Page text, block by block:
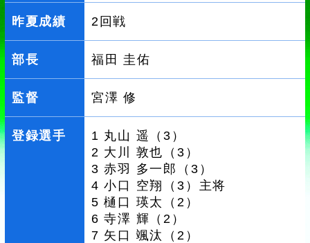
昨夏成績 2回戦
部長 福田 圭佑
監督 宮澤 修
登録選手
1 丸山 遥（3）
2 大川 敦也（3）
3 赤羽 多一郎（3）
4 小口 空翔（3）主将
5 樋口 瑛太（2）
6 寺澤 輝（2）
7 矢口 颯汰（2）